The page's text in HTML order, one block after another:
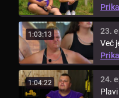
...
1:03:13
23.
Već
jesu
1:04:22
24.
Plavi tim napokon sudjeluje s